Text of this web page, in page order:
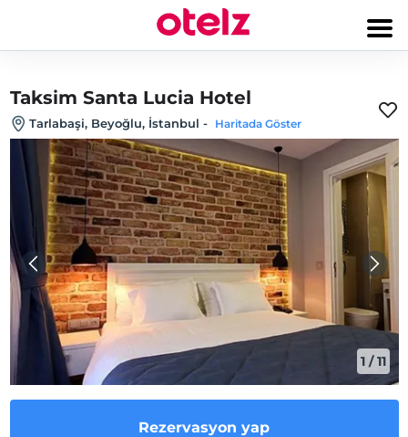
Taksim Santa Lucia Hotel
Tarlabaşi, Beyoğlu, İstanbul - Haritada Göster
1 /11
Rezervasyon yap